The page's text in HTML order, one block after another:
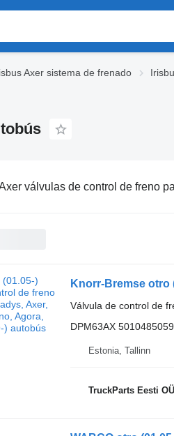
Axer sistema de frenado
válvulas de control de freno
Válvula de control de
DPM63AX 5010485059
Estonia, Tallinn
TruckParts Eesti OÜ